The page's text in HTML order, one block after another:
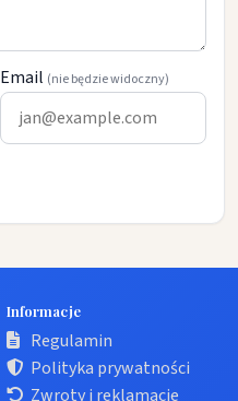
Email (nie będzie widoczny)
Informacje
Regulamin
Polityka prywatności
Zwroty i reklamacje